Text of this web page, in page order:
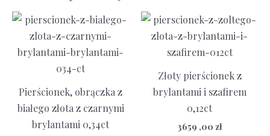
Pierścionek, obrączka z
białego złota z czarnymi
brylantami 0,34ct
Złoty pierścionek z
brylantami i szafirem
0,12ct
3659 ,00 zł